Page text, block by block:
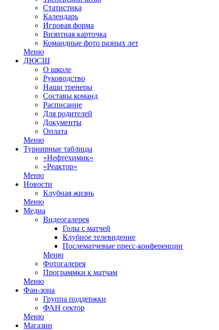
Статистика
Календарь
Игровая форма
Визитная карточка
Командные фото разных лет
Меню
ДЮСШ
О школе
Руководство
Наши тренеры
Составы команд
Расписание
Для родителей
Документы
Оплата
Меню
Турнирные таблицы
«Нефтехимик»
«Реактор»
Меню
Новости
Клубная жизнь
Меню
Медиа
Видеогалерея
Голы с матчей
Клубное телевидение
Послематчевые пресс-конференции
Меню
Фотогалерея
Программки к матчам
Меню
Фан-зона
Группа поддержки
ФАН сектор
Меню
Магазин